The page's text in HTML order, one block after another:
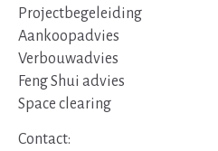
Projectbegeleiding
Aankoopadvies
Verbouwadvies
Feng Shui advies
Space clearing
Contact: